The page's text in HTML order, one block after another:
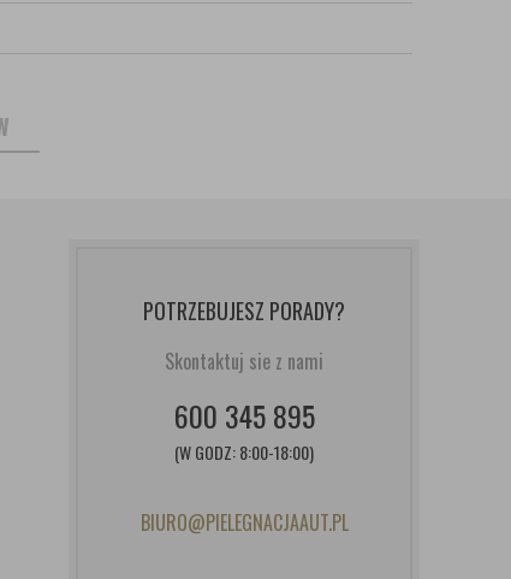
POTRZEBUJESZ PORADY?
Skontaktuj sie z nami
600 345 895
(W GODZ: 8:00-18:00)
BIURO@PIELEGNACJAAUT.PL